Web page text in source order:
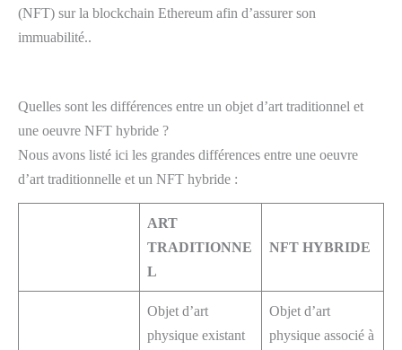
(NFT) sur la blockchain Ethereum afin d’assurer son
immuabilité..
Quelles sont les différences entre un objet d’art traditionnel et
une oeuvre NFT hybride ?
Nous avons listé ici les grandes différences entre une oeuvre
d’art traditionnelle et un NFT hybride :
ART
TRADITIONNE
L
NFT HYBRIDE
Objet d’art
physique existant
Objet d’art
physique associé à